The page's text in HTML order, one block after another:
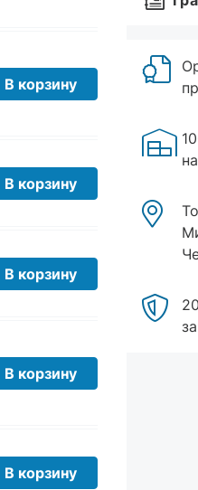
В корзину
В корзину
В корзину
В корзину
В корзину